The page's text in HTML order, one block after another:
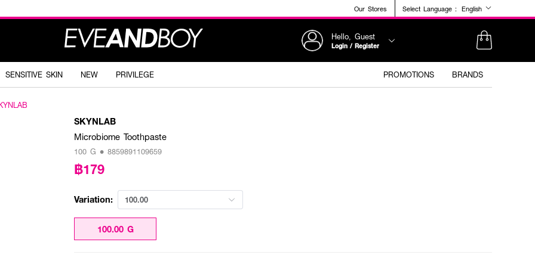
Our Stores Select Language : English
Hello, Guest
Login / Register
SENSITIVE SKIN NEW PRIVILEGE PROMOTIONS BRANDS
SKYNLAB
Microbiome Toothpaste
100 G • 8859891109659
฿179
Variation: 100.00
100.00 G